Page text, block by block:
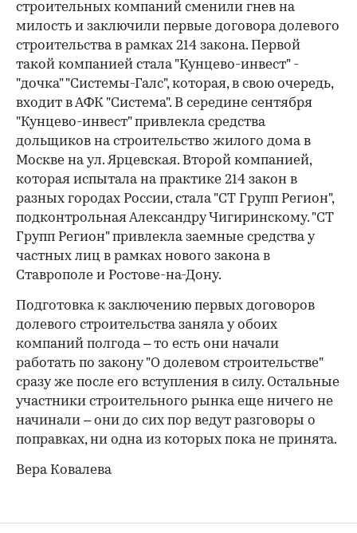
строительных компаний сменили гнев на
милость и заключили первые договора долевого
строительства в рамках 214 закона. Первой
такой компанией стала "Кунцево-инвест" -
"дочка" "Системы-Галс", которая, в свою очередь,
входит в АФК "Система". В середине сентября
"Кунцево-инвест" привлекла средства
дольщиков на строительство жилого дома в
Москве на ул. Ярцевская. Второй компанией,
которая испытала на практике 214 закон в
разных городах России, стала "СТ Групп Регион",
подконтрольная Александру Чигиринскому. "СТ
Групп Регион" привлекла заемные средства у
частных лиц в рамках нового закона в
Ставрополе и Ростове-на-Дону.
Подготовка к заключению первых договоров
долевого строительства заняла у обоих
компаний полгода – то есть они начали
работать по закону "О долевом строительстве"
сразу же после его вступления в силу. Остальные
участники строительного рынка еще ничего не
начинали – они до сих пор ведут разговоры о
поправках, ни одна из которых пока не принята.
Вера Ковалева